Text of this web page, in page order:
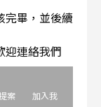
完畢，並後續
迎連絡我們
案
加入我